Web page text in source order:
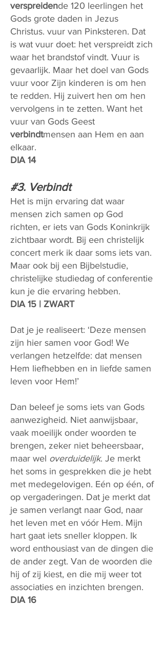
verspreidende 120 leerlingen het
Gods grote daden in Jezus
Christus. vuur van Pinksteren. Dat
is wat vuur doet: het verspreidt zich
waar het brandstof vindt. Vuur is
gevaarlijk. Maar het doel van Gods
vuur voor Zijn kinderen is om hen
te redden. Hij zuivert hen om hen
vervolgens in te zetten. Want het
vuur van Gods Geest
verbindtmensen aan Hem en aan
elkaar.
DIA 14
#3. Verbindt
Het is mijn ervaring dat waar
mensen zich samen op God
richten, er iets van Gods Koninkrijk
zichtbaar wordt. Bij een christelijk
concert merk ik daar soms iets van.
Maar ook bij een Bijbelstudie,
christelijke studiedag of conferentie
kun je die ervaring hebben.
DIA 15 | ZWART
Dat je je realiseert: ‘Deze mensen
zijn hier samen voor God! We
verlangen hetzelfde: dat mensen
Hem liefhebben en in liefde samen
leven voor Hem!’
Dan beleef je soms iets van Gods
aanwezigheid. Niet aanwijsbaar,
vaak moeilijk onder woorden te
brengen, zeker niet beheersbaar,
maar wel overduidelijk. Je merkt
het soms in gesprekken die je hebt
met medegelovigen. Eén op één, of
op vergaderingen. Dat je merkt dat
je samen verlangt naar God, naar
het leven met en vóór Hem. Mijn
hart gaat iets sneller kloppen. Ik
word enthousiast van de dingen die
de ander zegt. Van de woorden die
hij of zij kiest, en die mij weer tot
associaties en inzichten brengen.
DIA 16